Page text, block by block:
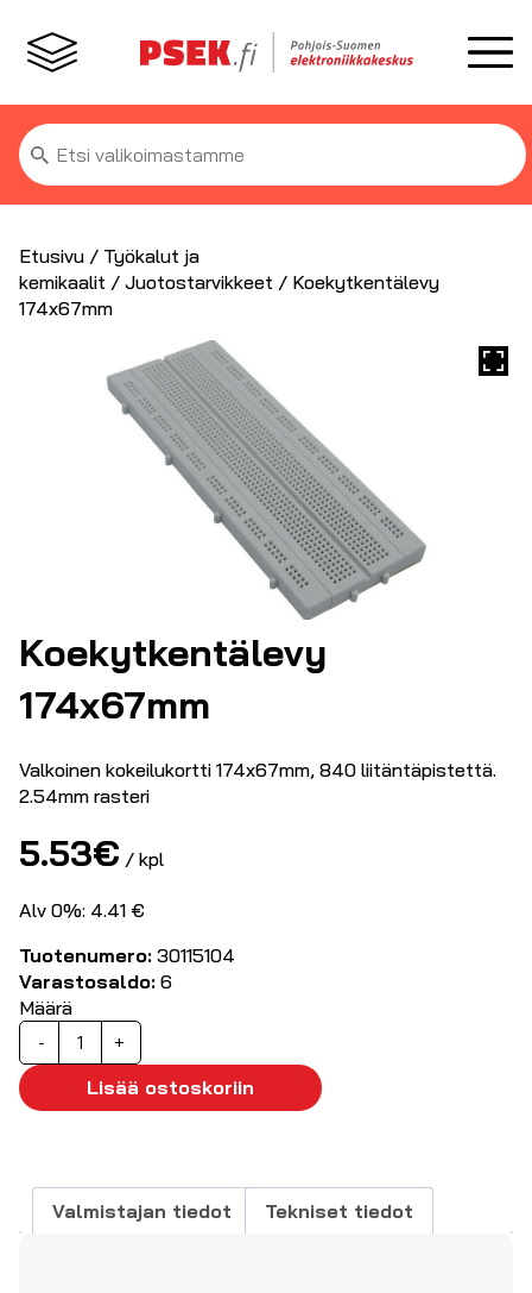
Etsi:
Etusivu / Työkalut ja
kemikaalit / Juotostarvikkeet / Koekytkentälevy
174x67mm
Koekytkentälevy
174x67mm
Valkoinen kokeilukortti 174x67mm, 840 liitäntäpistettä.
2.54mm rasteri
5.53€ / kpl
Alv 0%: 4.41 €
Tuotenumero: 30115104
Varastosaldo: 6
Määrä
-
Koekytkentälevy
174x67mm
määrä
+
Lisää ostoskoriin
Valmistajan tiedot Tekniset tiedot